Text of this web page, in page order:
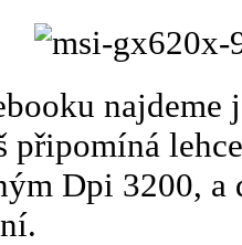
najdeme
připomíná
Dpi 3200, a